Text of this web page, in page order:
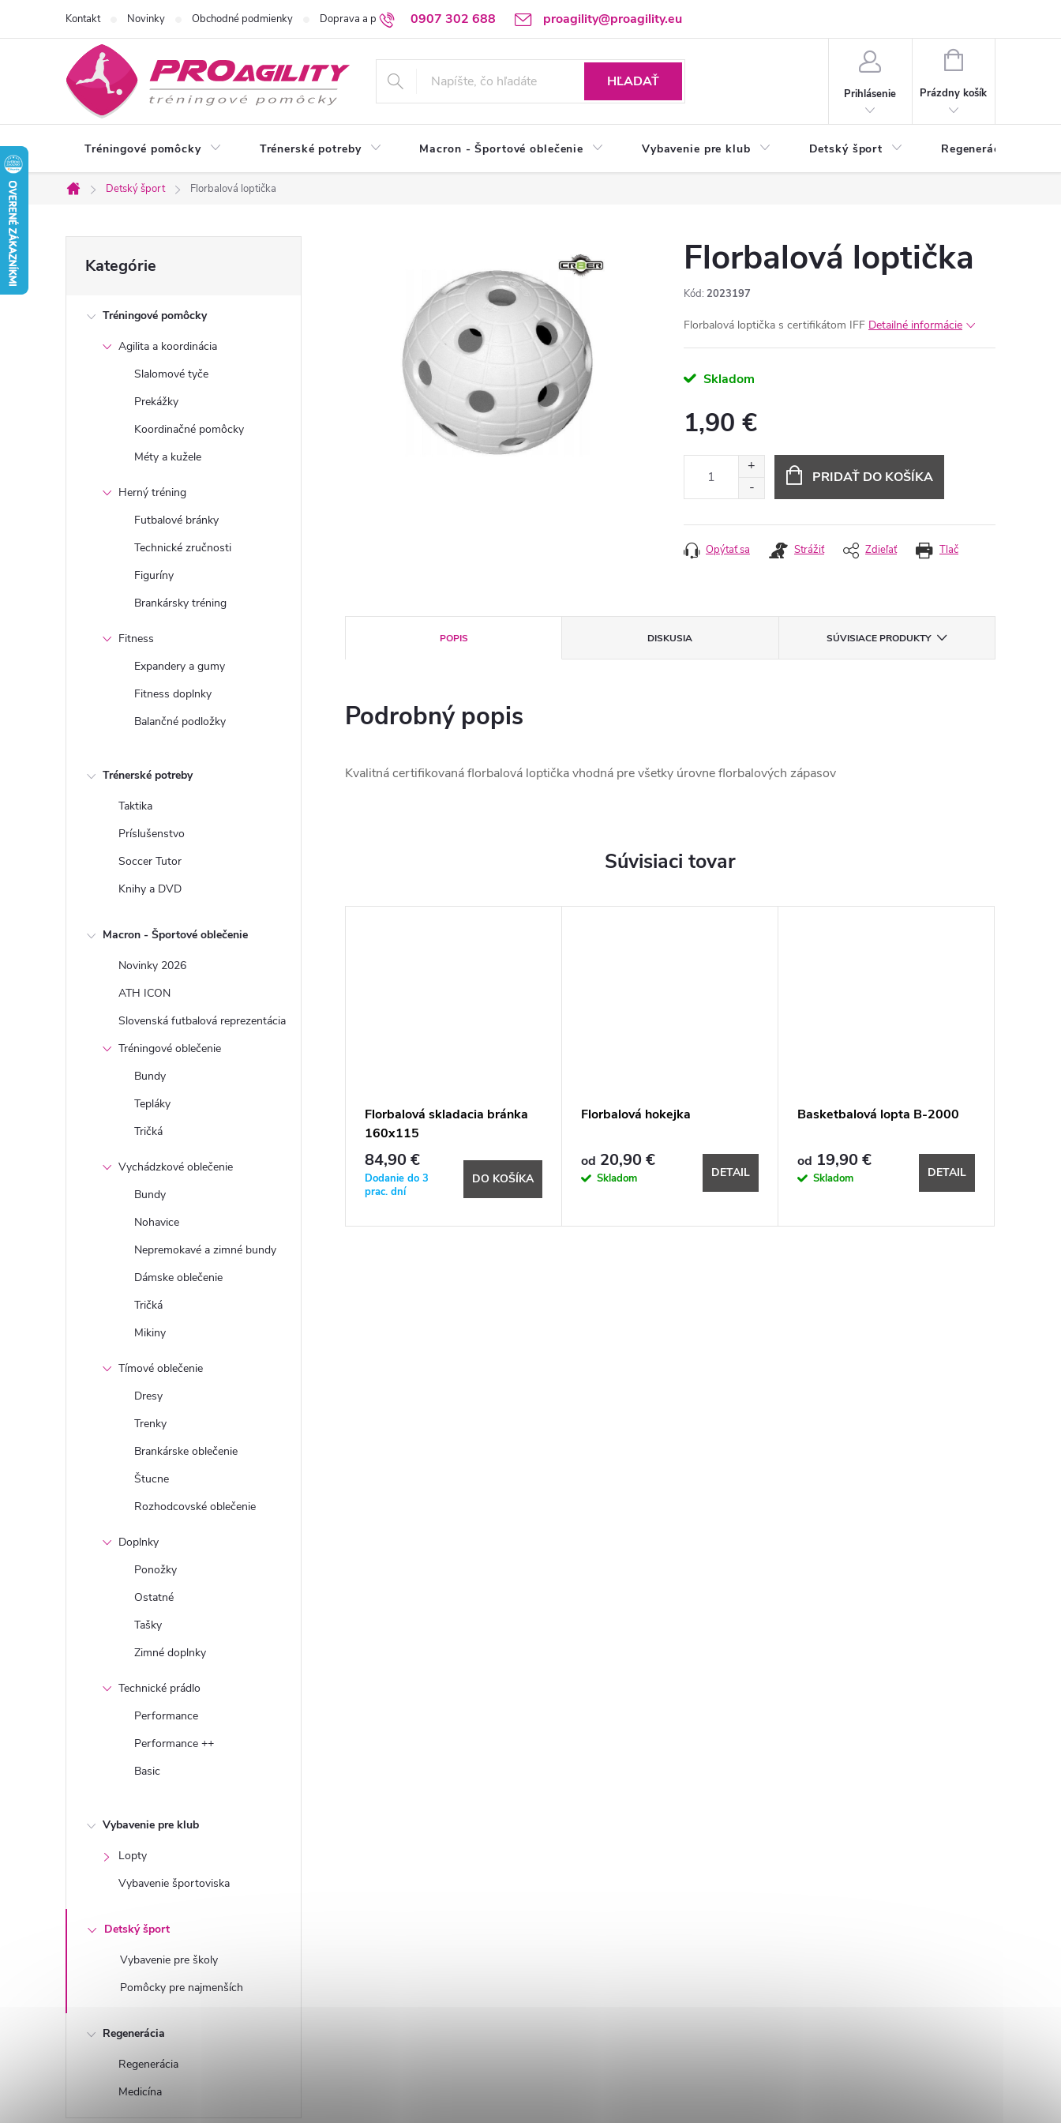
0907 302 688 proagility@proagility.eu
Kontakt Novinky Obchodné podmienky Doprava a platba Ochrana osobných údajov / GDPR Výdajné miesto
HĽADAŤ
Prihlásenie
NÁKUPNÝ
Prázdny košík
Tréningové pomôcky Trénerské potreby Macron - Športové oblečenie Vybavenie pre klub Detský šport Regenerácia
Domov
Detský šport Florbalová loptička
kategórie
Kategórie
Tréningové pomôcky
Agilita a koordinácia
Slalomové tyče
Prekážky
Koordinačné pomôcky
Méty a kužele
Herný tréning
Futbalové bránky
Technické zručnosti
Figuríny
Brankársky tréning
Fitness
Expandery a gumy
Fitness doplnky
Balančné podložky
Trénerské potreby
Taktika
Príslušenstvo
Soccer Tutor
Knihy a DVD
Macron - Športové oblečenie
Novinky 2026
ATH ICON
Slovenská futbalová reprezentácia
Tréningové oblečenie
Bundy
Tepláky
Tričká
Vychádzkové oblečenie
Bundy
Nohavice
Nepremokavé a zimné bundy
Dámske oblečenie
Tričká
Mikiny
Tímové oblečenie
Dresy
Trenky
Brankárske oblečenie
Štucne
Rozhodcovské oblečenie
Doplnky
Ponožky
Ostatné
Tašky
Zimné doplnky
Technické prádlo
Performance
Performance ++
Basic
Vybavenie pre klub
Lopty
Vybavenie športoviska
Detský šport
Vybavenie pre školy
Pomôcky pre najmenších
Regenerácia
Regenerácia
Medicína
Florbalová loptička
Kód: 2023197
Florbalová loptička s certifikátom IFF Detailné informácie
Skladom
1,90 €
PRIDAŤ DO KOŠÍKA
Tlač
Opýtať sa Strážiť Zdieľať
POPIS DISKUSIA SÚVISIACE PRODUKTY
Podrobný popis
Kvalitná certifikovaná florbalová loptička vhodná pre všetky úrovne florbalových zápasov
Súvisiaci tovar
Florbalová skladacia bránka
160x115
84,90 €
Dodanie do 3
prac. dní
DO KOŠÍKA
Florbalová hokejka
od 20,90 €
Skladom DETAIL
Basketbalová lopta B-2000
od 19,90 €
Skladom DETAIL